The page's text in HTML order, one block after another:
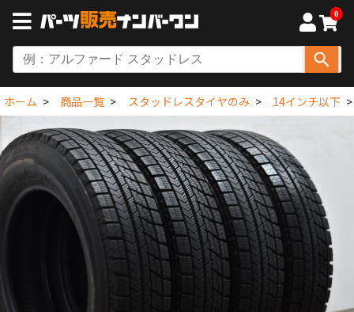
0
ホーム 商品一覧 スタッドレスタイヤのみ 14インチ以下